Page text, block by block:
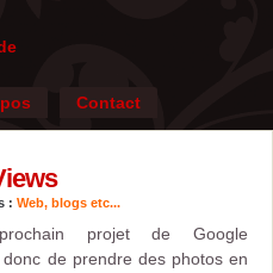
Contact
: Web, blogs etc...
projet de Google
de prendre des photos en